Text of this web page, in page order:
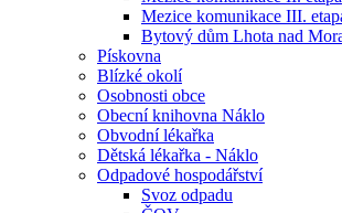
Mezice komunikace III.
Bytový dům Lhota nad
Pískovna
Blízké okolí
Osobnosti obce
Obecní knihovna Náklo
Obvodní lékařka
Dětská lékařka - Náklo
Odpadové hospodářství
Svoz odpadu